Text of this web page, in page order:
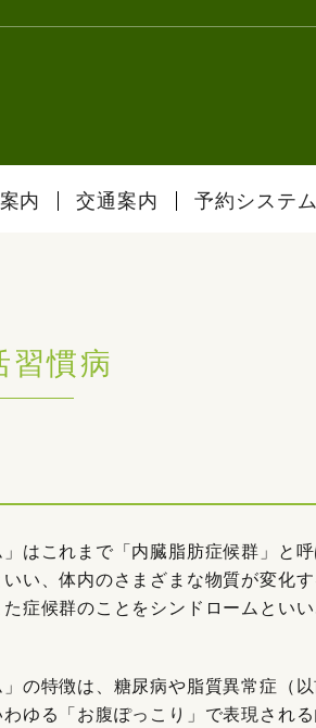
内 交通案内 予約システム
習慣病
はこれまで「内臓脂肪症候群」と
い、体内のさまざまな物質が変化
症候群のことをシンドロームとい
」の特徴は、糖尿病や脂質異常症（
ゆる「お腹ぽっこり」で表現され